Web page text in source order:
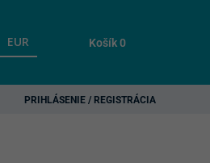
EUR Košík0
PRIHLÁSENIE / REGISTRÁCIA